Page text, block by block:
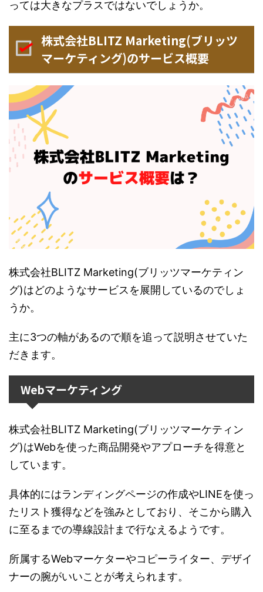
っては大きなプラスではないでしょうか。
株式会社BLITZ Marketing(ブリッツ
マーケティング)のサービス概要
株式会社BLITZ Marketing(ブリッツマーケティン
グ)はどのようなサービスを展開しているのでしょ
うか。
主に3つの軸があるので順を追って説明させていた
だきます。
Webマーケティング
株式会社BLITZ Marketing(ブリッツマーケティン
グ)はWebを使った商品開発やアプローチを得意と
しています。
具体的にはランディングページの作成やLINEを使っ
たリスト獲得などを強みとしており、そこから購入
に至るまでの導線設計まで行なえるようです。
所属するWebマーケターやコピーライター、デザイ
ナーの腕がいいことが考えられます。